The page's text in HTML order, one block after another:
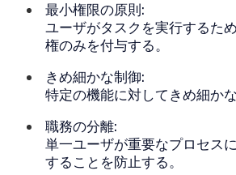
最小権限の原則:
ユーザがタスクを実行するた
権のみを付与する。
きめ細かな制御:
特定の機能に対してきめ細か
職務の分離:
単一ユーザが重要なプロセス
することを防止する。